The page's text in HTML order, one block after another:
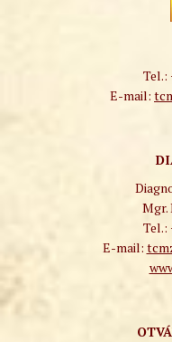
Tel.:
E-mail:
Mgr.
Tel.:
E-mail: